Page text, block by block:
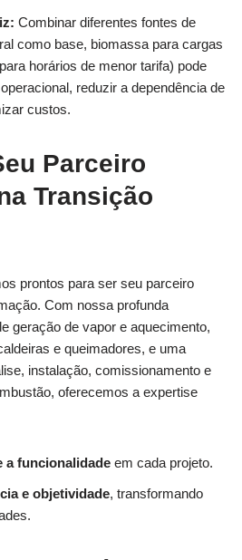
Combinar diferentes fontes de
como base, biomassa para cargas
horários de menor tarifa) pode
reduzir a dependência de
custos.
Parceiro
Transição
prontos para ser seu parceiro
Com nossa profunda
geração de vapor e aquecimento,
e queimadores, e uma
instalação, comissionamento e
oferecemos a expertise
a funcionalidade em cada projeto.
e objetividade, transformando